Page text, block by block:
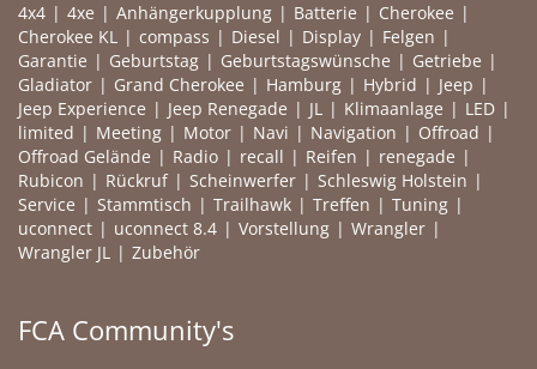
4x4 4xe Anhängerkupplung Batterie
Cherokee
Cherokee KL
compass Diesel Display
Felgen
Garantie
Geburtstag Geburtstagswünsche
Getriebe
Gladiator
Grand Cherokee Hamburg Hybrid
Jeep
Jeep Experience
Jeep Renegade JL Klimaanlage
LED
limited
Meeting Motor Navi Navigation
Offroad
Offroad Gelände
Radio recall Reifen
renegade
Rubicon
Rückruf Scheinwerfer
Schleswig Holstein
Service
Stammtisch Trailhawk Treffen
Tuning
uconnect
uconnect 8.4 Vorstellung
Wrangler
Wrangler JL
Zubehör
FCA Community's